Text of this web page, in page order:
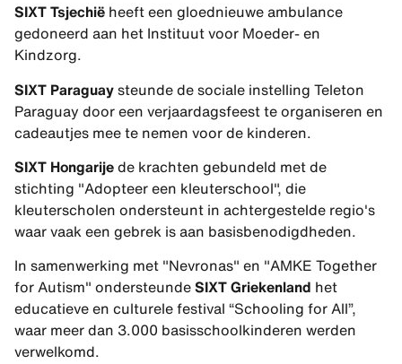
SIXT Tsjechië heeft een gloednieuwe ambulance
gedoneerd aan het Instituut voor Moeder- en
Kindzorg.
SIXT Paraguaysteunde de sociale instelling Teleton
Paraguay door een verjaardagsfeest te organiseren en
cadeautjes mee te nemen voor de kinderen.
SIXT Hongarijede krachten gebundeld met de
stichting "Adopteer een kleuterschool", die
kleuterscholen ondersteunt in achtergestelde regio's
waar vaak een gebrek is aan basisbenodigdheden.
In samenwerking met "Nevronas" en "AMKE Together
for Autism" ondersteundeSIXT Griekenland het
educatieve en culturele festival “Schooling for All”,
waar meer dan 3.000 basisschoolkinderen werden
verwelkomd.